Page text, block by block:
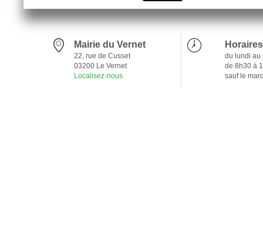
Mairie du Vernet
22, rue de Cusset
03200 Le Vernet
Localisez-nous
du lundi au
de 8h30 à
sauf le